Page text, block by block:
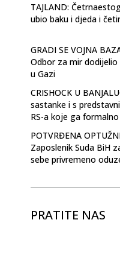
TAJLAND:
ubio baku i djeda i
GRADI SE VOJNA
Odbor za mir
u Gazi
CRISHOCK U
sastanke i s
RS-a koje ga
POTVRĐENA
Zaposlenik Suda BiH
sebe privremeno
PRATITE NAS